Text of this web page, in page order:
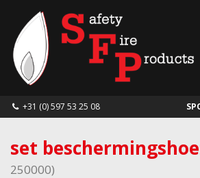
+31 (0) 597 53 25 08
set
250000)